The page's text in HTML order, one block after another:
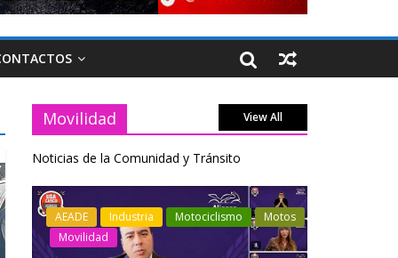
Movilidad View All
Noticias de la Comunidad y Tránsito
Industria Movilidad
Transporte
Varios